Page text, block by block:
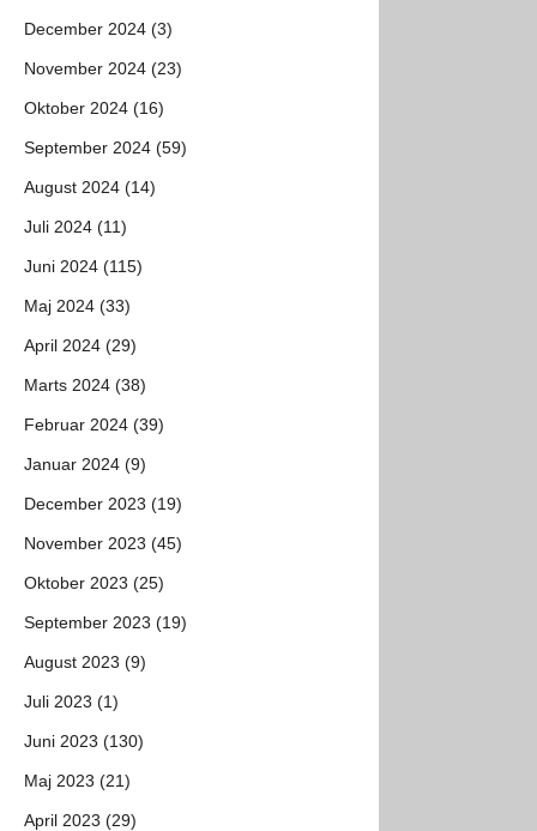
December 2024 (3)
November 2024 (23)
Oktober 2024 (16)
September 2024 (59)
August 2024 (14)
Juli 2024 (11)
Juni 2024 (115)
Maj 2024 (33)
April 2024 (29)
Marts 2024 (38)
Februar 2024 (39)
Januar 2024 (9)
December 2023 (19)
November 2023 (45)
Oktober 2023 (25)
September 2023 (19)
August 2023 (9)
Juli 2023 (1)
Juni 2023 (130)
Maj 2023 (21)
April 2023 (29)